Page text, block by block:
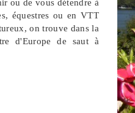
ou de vous détendre à
équestres ou en VTT
on trouve dans la
d'Europe de saut à